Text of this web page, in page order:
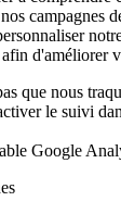
campagnes
d'améliorer
que nous
le suivi
Google